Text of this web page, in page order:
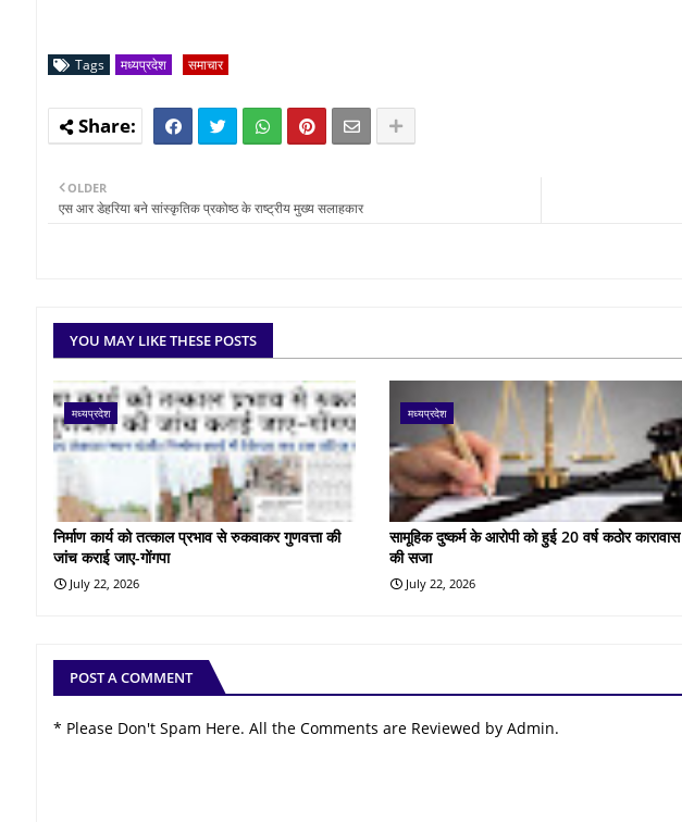
Tags मध्यप्रदेश समाचार
OLDER
एस आर डेहरिया बने सांस्कृतिक प्रकोष्ठ के राष्ट्रीय मुख्य सलाहकार
YOU MAY LIKE THESE POSTS
मध्यप्रदेश
निर्माण कार्य को तत्काल प्रभाव से रुकवाकर गुणवत्ता की
जांच कराई जाए-गोंगपा
July 22, 2026
मध्यप्रदेश
सामूहिक दुष्कर्म के आरोपी को हुई 20 वर्ष कठोर कारावास
की सजा
July 22, 2026
POST A COMMENT
* Please Don't Spam Here. All the Comments are Reviewed by Admin.